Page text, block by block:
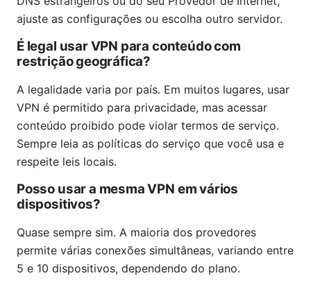
ajuste as configurações ou escolha outro servidor.
É legal usar VPN para conteúdo com
restrição geográfica?
A legalidade varia por país. Em muitos lugares, usar
VPN é permitido para privacidade, mas acessar
conteúdo proibido pode violar termos de serviço.
Sempre leia as políticas do serviço que você usa e
respeite leis locais.
Posso usar a mesma VPN em vários
dispositivos?
Quase sempre sim. A maioria dos provedores
permite várias conexões simultâneas, variando entre
5 e 10 dispositivos, dependendo do plano.